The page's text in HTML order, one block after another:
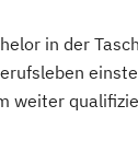
in der
weiter